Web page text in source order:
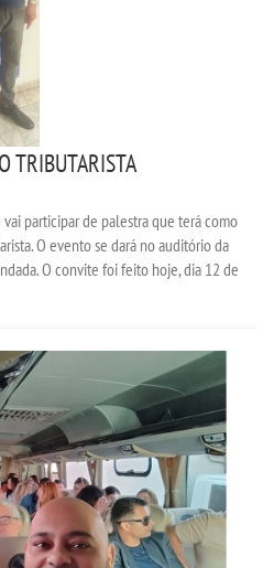
TRIBUTARISTA
participar de palestra que terá como
O evento se dará no auditório da
O convite foi feito hoje, dia 12 de